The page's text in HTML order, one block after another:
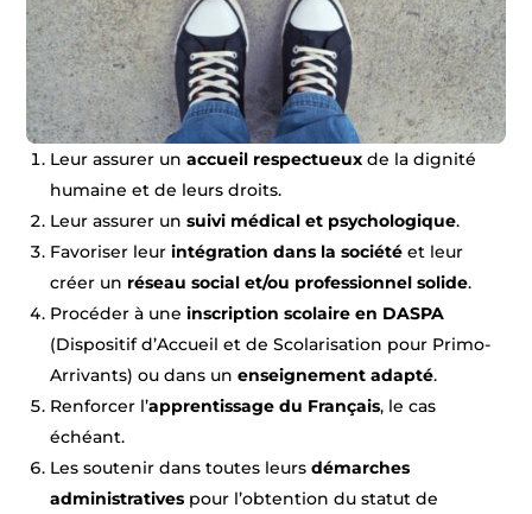
Leur assurer unaccueil respectueux de la dignité
humaine et de leurs droits.
Leur assurer unsuivi médical et psychologique.
Favoriser leurintégration dans la société et leur
créer un réseau social et/ou professionnel solide.
Procéder à uneinscription scolaire en DASPA
(Dispositif d’Accueil et de Scolarisation pour Primo-
Arrivants) ou dans unenseignement adapté.
Renforcer l’apprentissage du Français, le cas
échéant.
Les soutenir dans toutes leursdémarches
administratives pour l’obtention du statut de